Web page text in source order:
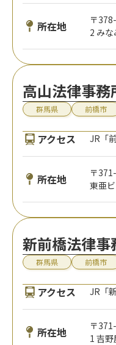
所在地
〒
2 み
高山法律事務
群馬県 前橋市
アクセス JR「
所在地
〒
東亜
新前橋法律事
群馬県 前橋市
アクセス JR「
所在地
〒
1 吉